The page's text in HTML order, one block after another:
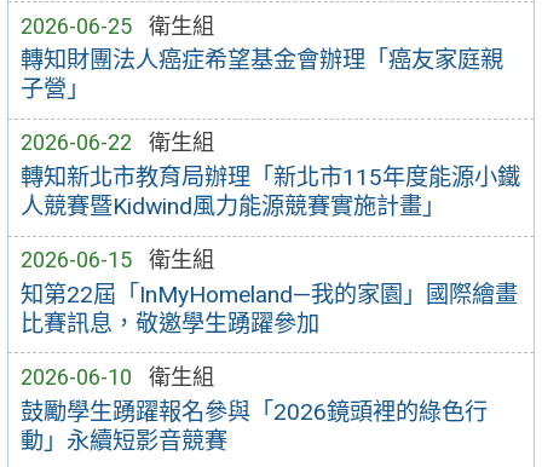
2026-06-25 衛生組
轉知財團法人癌症希望基金會辦理「癌友家庭親
子營」
2026-06-22 衛生組
轉知新北市教育局辦理「新北市115年度能源小鐵
人競賽暨Kidwind風力能源競賽實施計畫」
2026-06-15 衛生組
知第22屆「InMyHomeland—我的家園」國際繪畫
比賽訊息，敬邀學生踴躍參加
2026-06-10 衛生組
鼓勵學生踴躍報名參與「2026鏡頭裡的綠色行
動」永續短影音競賽